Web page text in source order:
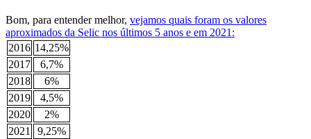
Bom, para entender melhor, vejamos quais foram os valores
aproximados da Selic nos últimos 5 anos e em 2021:
2016 14,25%
2017
6,7%
2018
6%
2019
4,5%
2020
2%
2021
9,25%